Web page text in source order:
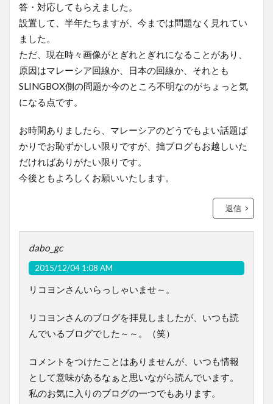
答・対応してもらえました。
設置して、半年たちますが、今までは問題なく見れてい
ました。
ただ、現在時々画像がとぎれとぎれになることがあり、
原因はマレーシア回線か、日本の回線か、それとも
SLINGBOX側の問題か今のところ不明なのがちょっと気
になる点です。
お時間ありましたら、マレーシアのどうでもよい話題ば
かりでお恥ずかしい限りですが、拙ブログもお越しいた
だければありがたい限りです。
今後ともよろしくお願いいたします。
返信
dabo_gc
2015/12/04 1:08 AM
リコヨンさんいらっしゃいませ～。
リコヨンさんのブログを拝見しましたが、いつも読
んでいるブログでした～～。（笑）
コメントをつけたことはありませんが、いつも情報
として意味があるなぁと思いながら読んでいます。
私のお気に入りのブログの一つでもあります。